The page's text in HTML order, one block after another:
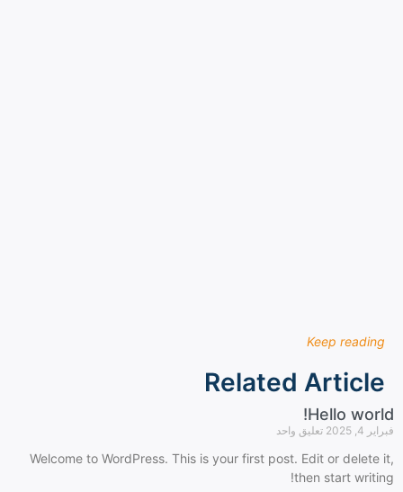
Keep reading
Related Article
Hello world!
فبراير 4, 2025 تعليق واحد
Welcome to WordPress. This is your first post. Edit or delete it,
then start writing!